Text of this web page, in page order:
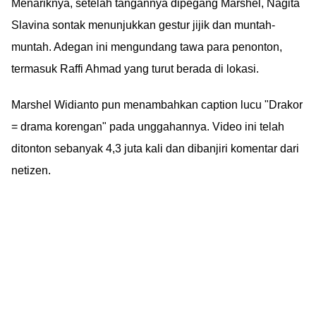
Karat!
mimin sih adanya
Emas Budi, Emas
Rizki, Emas Yanto....
Menariknya, setelah tangannya dipegang Marshel, Nagita
Slavina sontak menunjukkan gestur jijik dan muntah-
muntah. Adegan ini mengundang tawa para penonton,
termasuk Raffi Ahmad yang turut berada di lokasi.
Marshel Widianto pun menambahkan caption lucu "Drakor
= drama korengan" pada unggahannya. Video ini telah
ditonton sebanyak 4,3 juta kali dan dibanjiri komentar dari
netizen.